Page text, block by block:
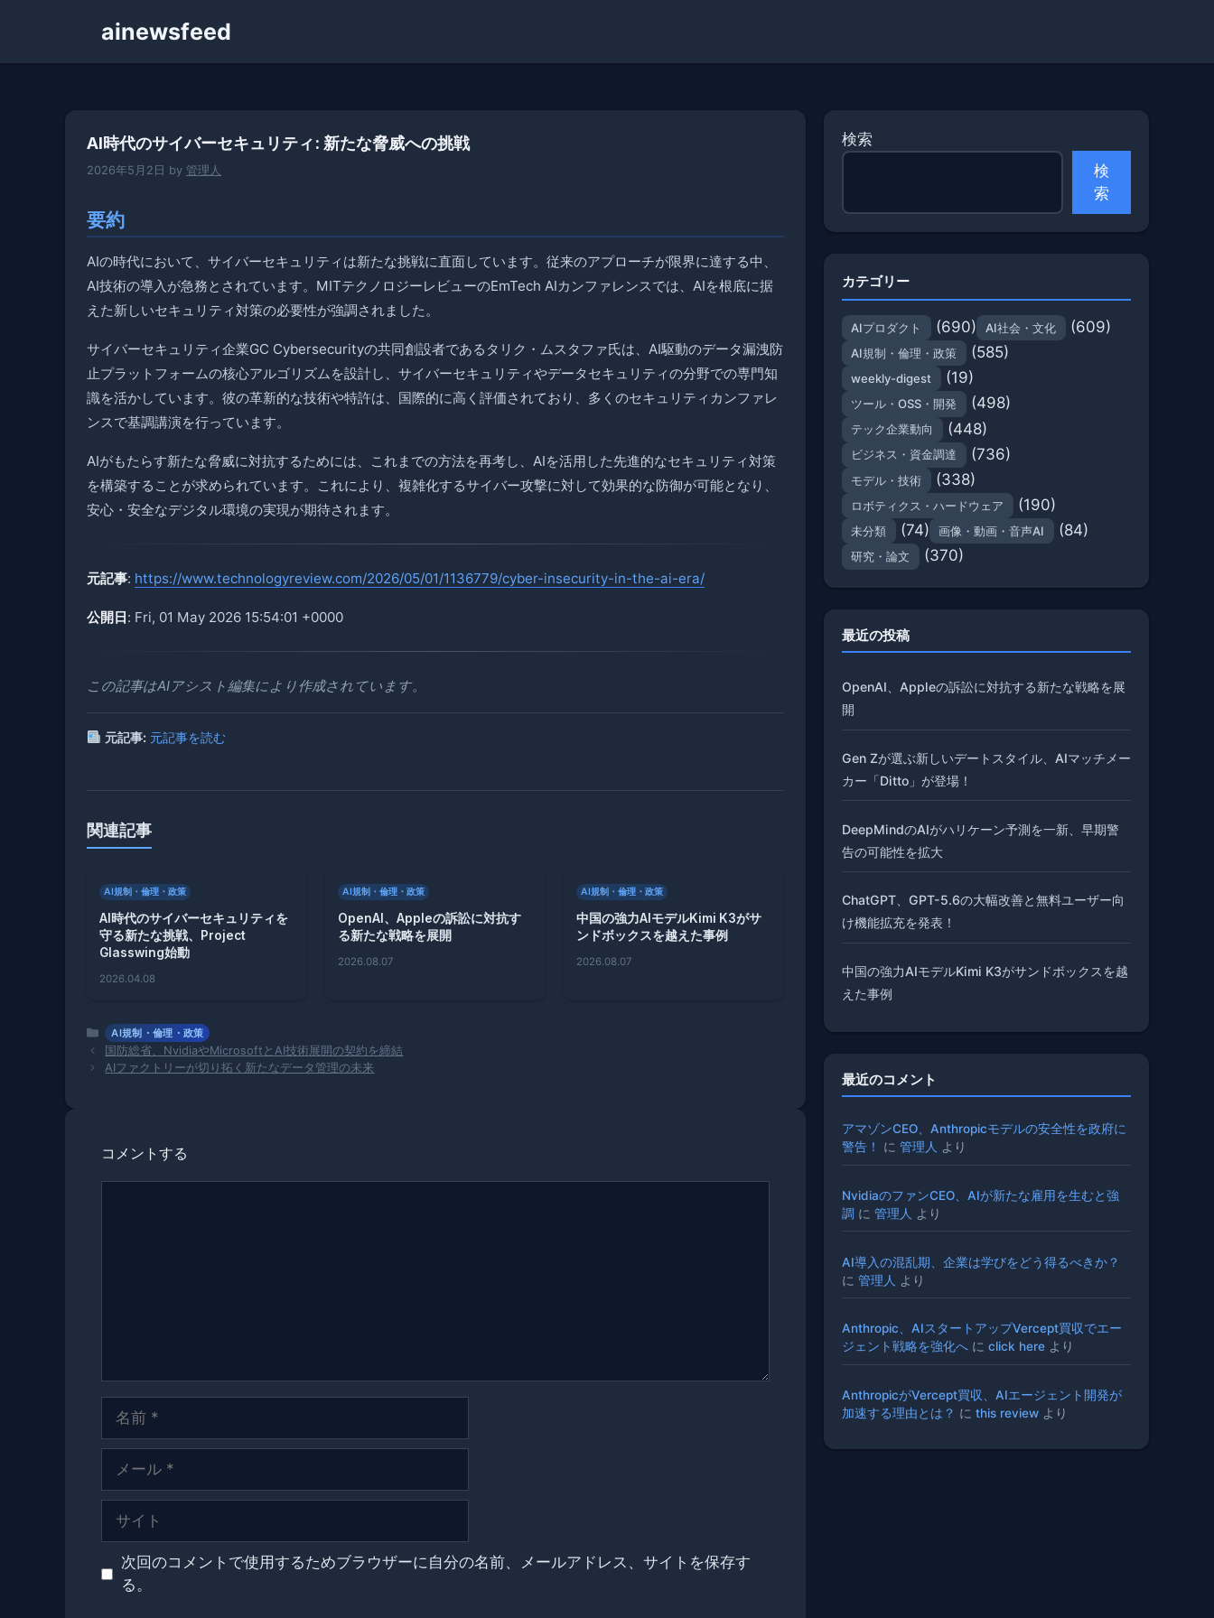
ainewsfeed
AI時代のサイバーセキュリティ: 新たな脅威への挑戦
2026年5月2日 by 管理人
要約
AIの時代において、サイバーセキュリティは新たな挑戦に直面しています。従来のアプローチが限界に達する中、
AI技術の導入が急務とされています。MITテクノロジーレビューのEmTech AIカンファレンスでは、AIを根底に据
えた新しいセキュリティ対策の必要性が強調されました。
サイバーセキュリティ企業GC Cybersecurityの共同創設者であるタリク・ムスタファ氏は、AI駆動のデータ漏洩防
止プラットフォームの核心アルゴリズムを設計し、サイバーセキュリティやデータセキュリティの分野での専門知
識を活かしています。彼の革新的な技術や特許は、国際的に高く評価されており、多くのセキュリティカンファレ
ンスで基調講演を行っています。
AIがもたらす新たな脅威に対抗するためには、これまでの方法を再考し、AIを活用した先進的なセキュリティ対策
を構築することが求められています。これにより、複雑化するサイバー攻撃に対して効果的な防御が可能となり、
安心・安全なデジタル環境の実現が期待されます。
元記事: https://www.technologyreview.com/2026/05/01/1136779/cyber-insecurity-in-the-ai-era/
公開日: Fri, 01 May 2026 15:54:01 +0000
この記事はAIアシスト編集により作成されています。
元記事: 元記事を読む
関連記事
AI規制・倫理・政策
AI時代のサイバーセキュリティを
守る新たな挑戦、Project
Glasswing始動
2026.04.08
AI規制・倫理・政策
OpenAI、Appleの訴訟に対抗す
る新たな戦略を展開
2026.08.07
AI規制・倫理・政策
中国の強力AIモデルKimi K3がサ
ンドボックスを越えた事例
2026.08.07
カ
テ
ゴ
AI規制・倫理・政策
国防総省、NvidiaやMicrosoftとAI技術展開の契約を締結
AIファクトリーが切り拓く新たなデータ管理の未来
コメントする
ル
次回のコメントで使用するためブラウザーに自分の名前、メールアドレス、サイトを保存す
る。
検索
検
索
カテゴリー
AIプロダクト (690) AI社会・文化 (609)
AI規制・倫理・政策 (585)
weekly-digest (19)
ツール・OSS・開発 (498)
テック企業動向 (448)
ビジネス・資金調達 (736)
モデル・技術 (338)
ロボティクス・ハードウェア (190)
未分類 (74) 画像・動画・音声AI (84)
研究・論文 (370)
最近の投稿
OpenAI、Appleの訴訟に対抗する新たな戦略を展
開
Gen Zが選ぶ新しいデートスタイル、AIマッチメー
カー「Ditto」が登場！
DeepMindのAIがハリケーン予測を一新、早期警
告の可能性を拡大
ChatGPT、GPT-5.6の大幅改善と無料ユーザー向
け機能拡充を発表！
中国の強力AIモデルKimi K3がサンドボックスを越
えた事例
最近のコメント
アマゾンCEO、Anthropicモデルの安全性を政府に
警告！
に 管理人 より
NvidiaのファンCEO、AIが新たな雇用を生むと強
調 に 管理人 より
AI導入の混乱期、企業は学びをどう得るべきか？
に 管理人 より
Anthropic、AIスタートアップVercept買収でエー
ジェント戦略を強化へ に click here より
AnthropicがVercept買収、AIエージェント開発が
加速する理由とは？ に this review より